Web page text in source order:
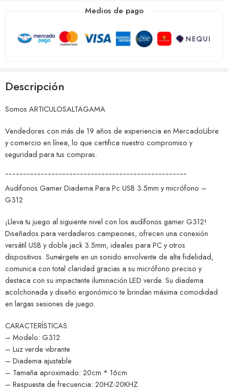
Medios de pago
Descripción
Somos ARTICULOSALTAGAMA
Vendedores con más de 19 años de experiencia en MercadoLibre
y comercio en línea, lo que certifica nuestro compromiso y
seguridad para tus compras.
¯¯¯¯¯¯¯¯¯¯¯¯¯¯¯¯¯¯¯¯¯¯¯¯¯¯¯¯¯¯¯¯¯¯¯¯¯¯¯¯¯¯¯¯¯¯¯¯¯¯¯
Audifonos Gamer Diadema Para Pc USB 3.5mm y micrófono –
G312
¡Lleva tu juego al siguiente nivel con los audífonos gamer G312!
Diseñados para verdaderos campeones, ofrecen una conexión
versátil USB y doble jack 3.5mm, ideales para PC y otros
dispositivos. Sumérgete en un sonido envolvente de alta fidelidad,
comunica con total claridad gracias a su micrófono preciso y
destaca con su impactante iluminación LED verde. Su diadema
acolchonada y diseño ergonómico te brindan máxima comodidad
en largas sesiones de juego.
CARACTERÍSTICAS:
– Modelo: G312
– Luz verde vibrante
– Diadema ajustable
– Tamaña aproximado: 20cm * 16cm
– Respuesta de frecuencia: 20HZ-20KHZ